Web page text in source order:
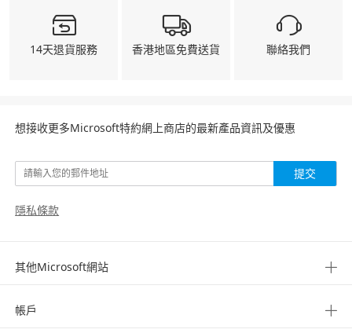
14天退貨服務 香港地區免費送貨 聯絡我們
想接收更多Microsoft特約網上商店的最新產品資訊及優惠
提交
隱私條款
其他Microsoft網站
帳戶